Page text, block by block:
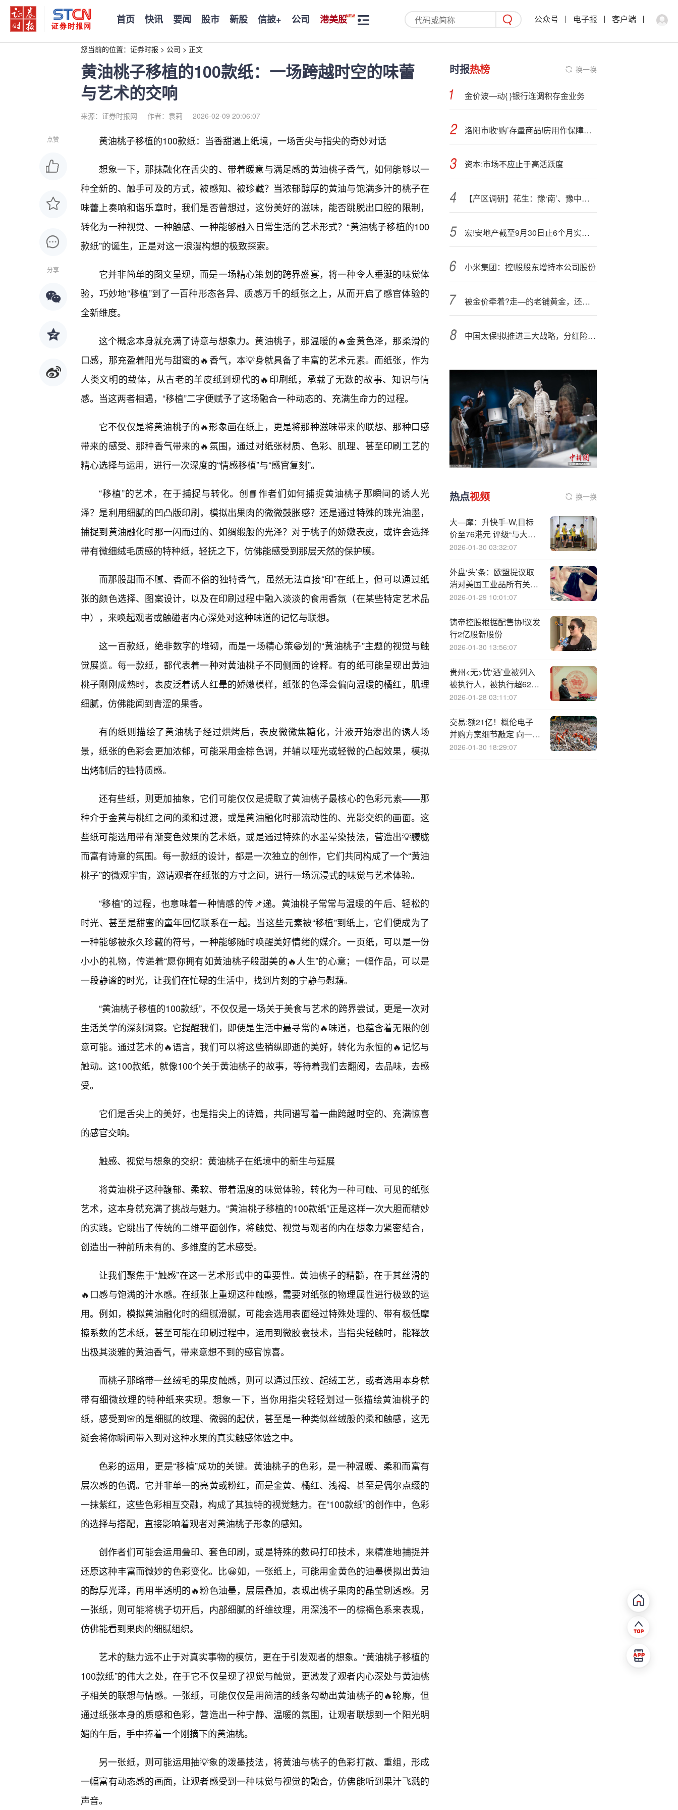
首页 快讯 要闻 股市 新股 信披+ 公司 港美股 公众号 电子报 客户端
您当前的位置： 证券时报 > 公司 > 正文
黄油桃子移植的100款纸：一场跨越时空的味蕾
与艺术的交响
来源：证券时报网 作者：袁莉 2026-02-09 20:06:07
点赞
分享
黄油桃子移植的100款纸：当香甜遇上纸境，一场舌尖与指尖的奇妙对话
想象一下，那抹融化在舌尖的、带着暖意与满足感的黄油桃子香气，如何能够以一
种全新的、触手可及的方式，被感知、被珍藏？当浓郁醇厚的黄油与饱满多汁的桃子在
味蕾上奏响和谐乐章时，我们是否曾想过，这份美好的滋味，能否跳脱出口腔的限制，
转化为一种视觉、一种触感、一种能够融入日常生活的艺术形式？“黄油桃子移植的100
款纸”的诞生，正是对这一浪漫构想的极致探索。
它并非简单的图文呈现，而是一场精心策划的跨界盛宴，将一种令人垂涎的味觉体
验，巧妙地“移植”到了一百种形态各异、质感万千的纸张之上，从而开启了感官体验的
全新维度。
这个概念本身就充满了诗意与想象力。黄油桃子，那温暖的🔥金黄色泽，那柔滑的
口感，那充盈着阳光与甜蜜的🔥香气，本💡身就具备了丰富的艺术元素。而纸张，作为
人类文明的载体，从古老的羊皮纸到现代的🔥印刷纸，承载了无数的故事、知识与情
感。当这两者相遇，“移植”二字便赋予了这场融合一种动态的、充满生命力的过程。
它不仅仅是将黄油桃子的🔥形象画在纸上，更是将那种滋味带来的联想、那种口感
带来的感受、那种香气带来的🔥氛围，通过对纸张材质、色彩、肌理、甚至印刷工艺的
精心选择与运用，进行一次深度的“情感移植”与“感官复刻”。
“移植”的艺术，在于捕捉与转化。创📘作者们如何捕捉黄油桃子那瞬间的诱人光
泽？是利用细腻的凹凸版印刷，模拟出果肉的微微鼓胀感？还是通过特殊的珠光油墨，
捕捉到黄油融化时那一闪而过的、如绸缎般的光泽？对于桃子的娇嫩表皮，或许会选择
带有微细绒毛质感的特种纸，轻抚之下，仿佛能感受到那层天然的保护膜。
而那股甜而不腻、香而不俗的独特香气，虽然无法直接“印”在纸上，但可以通过纸
张的颜色选择、图案设计，以及在印刷过程中融入淡淡的食用香氛（在某些特定艺术品
中），来唤起观者或触碰者内心深处对这种味道的记忆与联想。
这一百款纸，绝非数字的堆砌，而是一场精心策😁划的“黄油桃子”主题的视觉与触
觉展览。每一款纸，都代表着一种对黄油桃子不同侧面的诠释。有的纸可能呈现出黄油
桃子刚刚成熟时，表皮泛着诱人红晕的娇嫩模样，纸张的色泽会偏向温暖的橘红，肌理
细腻，仿佛能闻到青涩的果香。
有的纸则描绘了黄油桃子经过烘烤后，表皮微微焦糖化，汁液开始渗出的诱人场
景，纸张的色彩会更加浓郁，可能采用金棕色调，并辅以哑光或轻微的凸起效果，模拟
出烤制后的独特质感。
还有些纸，则更加抽象，它们可能仅仅是提取了黄油桃子最核心的色彩元素——那
种介于金黄与桃红之间的柔和过渡，或是黄油融化时那流动性的、光影交织的画面。这
些纸可能选用带有渐变色效果的艺术纸，或是通过特殊的水墨晕染技法，营造出💡朦胧
而富有诗意的氛围。每一款纸的设计，都是一次独立的创作，它们共同构成了一个“黄油
桃子”的微观宇宙，邀请观者在纸张的方寸之间，进行一场沉浸式的味觉与艺术体验。
“移植”的过程，也意味着一种情感的传📌递。黄油桃子常常与温暖的午后、轻松的
时光、甚至是甜蜜的童年回忆联系在一起。当这些元素被“移植”到纸上，它们便成为了
一种能够被永久珍藏的符号，一种能够随时唤醒美好情绪的媒介。一页纸，可以是一份
小小的礼物，传递着“愿你拥有如黄油桃子般甜美的🔥人生”的心意；一幅作品，可以是
一段静谧的时光，让我们在忙碌的生活中，找到片刻的宁静与慰藉。
“黄油桃子移植的100款纸”，不仅仅是一场关于美食与艺术的跨界尝试，更是一次对
生活美学的深刻洞察。它提醒我们，即使是生活中最寻常的🔥味道，也蕴含着无限的创
意可能。通过艺术的🔥语言，我们可以将这些稍纵即逝的美好，转化为永恒的🔥记忆与
触动。这100款纸，就像100个关于黄油桃子的故事，等待着我们去翻阅，去品味，去感
受。
它们是舌尖上的美好，也是指尖上的诗篇，共同谱写着一曲跨越时空的、充满惊喜
的感官交响。
触感、视觉与想象的交织：黄油桃子在纸境中的新生与延展
将黄油桃子这种馥郁、柔软、带着温度的味觉体验，转化为一种可触、可见的纸张
艺术，这本身就充满了挑战与魅力。“黄油桃子移植的100款纸”正是这样一次大胆而精妙
的实践。它跳出了传统的二维平面创作，将触觉、视觉与观者的内在想象力紧密结合，
创造出一种前所未有的、多维度的艺术感受。
让我们聚焦于“触感”在这一艺术形式中的重要性。黄油桃子的精髓，在于其丝滑的
🔥口感与饱满的汁水感。在纸张上重现这种触感，需要对纸张的物理属性进行极致的运
用。例如，模拟黄油融化时的细腻滑腻，可能会选用表面经过特殊处理的、带有极低摩
擦系数的艺术纸，甚至可能在印刷过程中，运用到微胶囊技术，当指尖轻触时，能释放
出极其淡雅的黄油香气，带来意想不到的感官惊喜。
而桃子那略带一丝绒毛的果皮触感，则可以通过压纹、起绒工艺，或者选用本身就
带有细微纹理的特种纸来实现。想象一下，当你用指尖轻轻划过一张描绘黄油桃子的
纸，感受到🌸的是细腻的纹理、微弱的起伏，甚至是一种类似丝绒般的柔和触感，这无
疑会将你瞬间带入到对这种水果的真实触感体验之中。
色彩的运用，更是“移植”成功的关键。黄油桃子的色彩，是一种温暖、柔和而富有
层次感的色调。它并非单一的亮黄或粉红，而是金黄、橘红、浅褐、甚至是偶尔点缀的
一抹紫红，这些色彩相互交融，构成了其独特的视觉魅力。在“100款纸”的创作中，色彩
的选择与搭配，直接影响着观者对黄油桃子形象的感知。
创作者们可能会运用叠印、套色印刷，或是特殊的数码打印技术，来精准地捕捉并
还原这种丰富而微妙的色彩变化。比😀如，一张纸上，可能用金黄色的油墨模拟出黄油
的醇厚光泽，再用半透明的🔥粉色油墨，层层叠加，表现出桃子果肉的晶莹剔透感。另
一张纸，则可能将桃子切开后，内部细腻的纤维纹理，用深浅不一的棕褐色系来表现，
仿佛能看到果肉的细腻组织。
艺术的魅力远不止于对真实事物的模仿，更在于引发观者的想象。“黄油桃子移植的
100款纸”的伟大之处，在于它不仅呈现了视觉与触觉，更激发了观者内心深处与黄油桃
子相关的联想与情感。一张纸，可能仅仅是用简洁的线条勾勒出黄油桃子的🔥轮廓，但
通过纸张本身的质感和色彩，营造出一种宁静、温暖的氛围，让观者联想到一个阳光明
媚的午后，手中捧着一个刚摘下的黄油桃。
另一张纸，则可能运用抽💡象的泼墨技法，将黄油与桃子的色彩打散、重组，形成
一幅富有动态感的画面，让观者感受到一种味觉与视觉的融合，仿佛能听到果汁飞溅的
声音。
时报热榜 换一换
金价波—动{ }银行连调积存金业务
洛阳市收‘购’存量商品!房用作保障性住房工作实施方案公布
资本:市场不应止于高活跃度
【产区调研】花生：豫‘南’、豫中小花生202509（上）
宏!安地产截至9月30日止6个月实现未经审核合约销售总额约16.37亿港元
小米集团：控!股股东增持本公司股份
被金价牵着?走—的老铺黄金，还远远不是一个奢侈品牌
中国太保!拟推进三大战略，分红险占比进一步提升
热点视频 换一换
大—摩：升快手-W,目标
价至76港元 评级“与大市
同步”
2026-01-30 03:32:07
外盘‘头’条：欧盟提议取
消对美国工业品所有关税
默茨称普京和泽连斯基之
员1%
2026-01-29 10:01:07
铸帝控股根据配售协!议发
行2亿股新股份
2026-01-30 13:56:07
贵州<无>忧‘酒’业被列入
被执行人，被执行超6200
万
2026-01-28 03:11:07
交易:额21亿！概伦电子
并购方案细节敲定 向一站
式设计解决方案供应商转
2026-01-30 18:29:07